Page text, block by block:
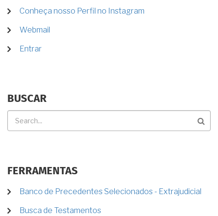
CONTA
DE
Conheça nosso Perfil no Instagram
Webmail
Entrar
BUSCAR
FERRAMENTAS
Banco de Precedentes Selecionados - Extrajudicial
Busca de Testamentos